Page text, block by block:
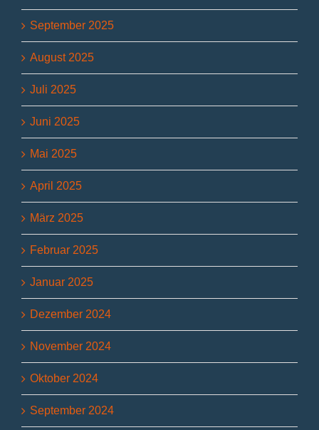
September 2025
August 2025
Juli 2025
Juni 2025
Mai 2025
April 2025
März 2025
Februar 2025
Januar 2025
Dezember 2024
November 2024
Oktober 2024
September 2024